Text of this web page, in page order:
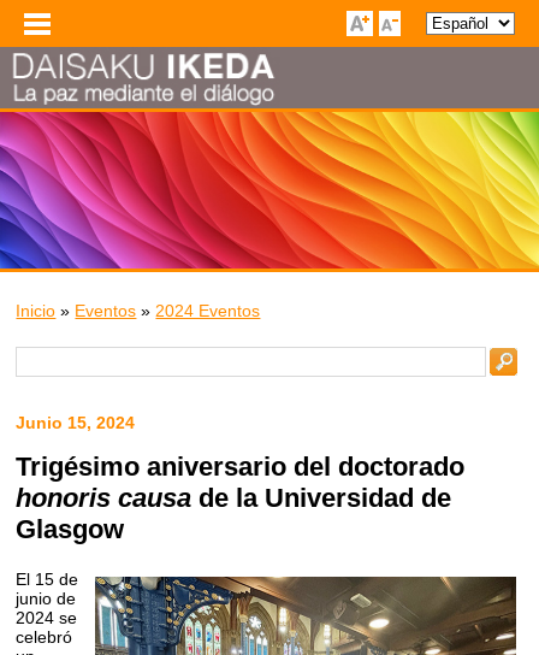
Inicio » Eventos » 2024 Eventos
Junio 15, 2024
Trigésimo aniversario del doctorado
honoris causa de la Universidad de
Glasgow
El 15 de
junio de
2024 se
celebró